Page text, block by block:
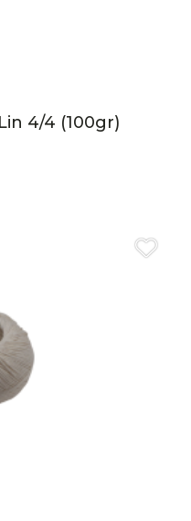
4/4 (100gr)